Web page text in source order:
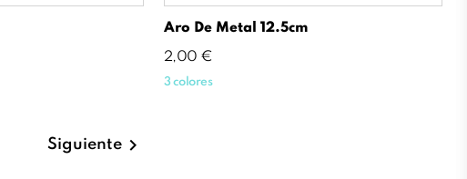
Aro De Metal 12.5cm
Precio
2,00 €
3 colores
Siguiente 